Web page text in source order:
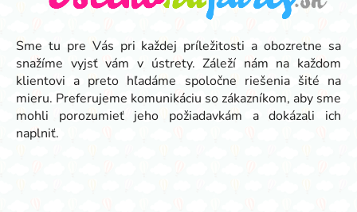
Sme tu pre Vás pri každej príležitosti a obozretne sa
snažíme vyjsť vám v ústrety. Záleží nám na každom
klientovi a preto hľadáme spoločne riešenia šité na
mieru. Preferujeme komunikáciu so zákazníkom, aby sme
mohli porozumieť jeho požiadavkám a dokázali ich
naplniť.